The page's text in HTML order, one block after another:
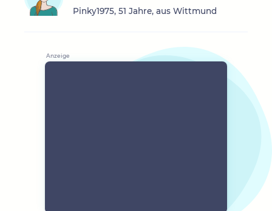
Pinky1975, 51 Jahre, aus Wittmund